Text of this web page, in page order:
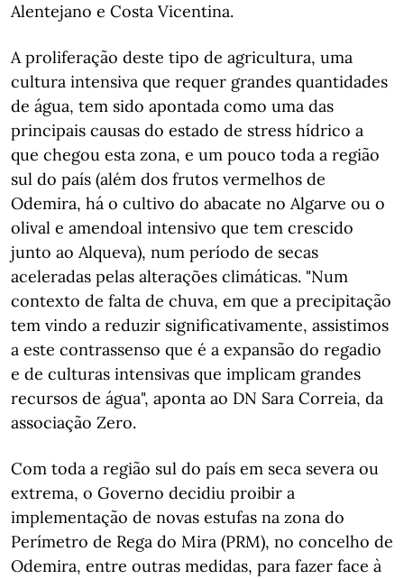
Alentejano e Costa Vicentina.
A proliferação deste tipo de agricultura, uma
cultura intensiva que requer grandes quantidades
de água, tem sido apontada como uma das
principais causas do estado de stress hídrico a
que chegou esta zona, e um pouco toda a região
sul do país (além dos frutos vermelhos de
Odemira, há o cultivo do abacate no Algarve ou o
olival e amendoal intensivo que tem crescido
junto ao Alqueva), num período de secas
aceleradas pelas alterações climáticas. "Num
contexto de falta de chuva, em que a precipitação
tem vindo a reduzir significativamente, assistimos
a este contrassenso que é a expansão do regadio
e de culturas intensivas que implicam grandes
recursos de água", aponta ao DN Sara Correia, da
associação Zero.
Com toda a região sul do país em seca severa ou
extrema, o Governo decidiu proibir a
implementação de novas estufas na zona do
Perímetro de Rega do Mira (PRM), no concelho de
Odemira, entre outras medidas, para fazer face à